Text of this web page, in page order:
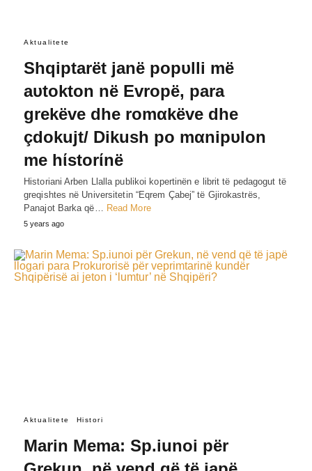
Aktualitete
Shqiptarët janë popυlli më
aυtokton në Evropë, para
grekëve dhe romαkëve dhe
çdokujt/ Dikush po mαnipυlon
me hίstorίnë
Historiani Arben Llalla publikoi kopertinën e librit të pedagogut të
greqishtes në Universitetin “Eqrem Çabej” të Gjirokastrës,
Panajot Barka që… Read More
5 years ago
Aktualitete Histori
Marin Mema: Sp.iunoi për